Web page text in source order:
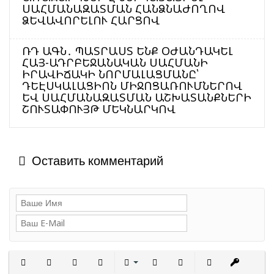
ՍԱՀՄԱՆԱԶԱՏՄԱՆ ՀԱՆՁՆԱԺՈՂՈՎ
ՁԵՎԱՎՈՐԵԼՈՒ ՀԱՐՑՈՎ
ՌԴ ԱԳՆ․ ՊԱՏՐԱՍՏ ԵՆՔ ՕԺԱՆԴԱԿԵԼ
ՀԱՅ-ԱԴՐԲԵՋԱՆԱԿԱՆ ՍԱՀՄԱՆԻ
ԻՐԱՎԻՃԱԿԻ ՆՈՐՄԱԼԱՑՄԱՆԸ՝
ԴԵԷՍԿԱԼԱՑԻՈՆ ՄԻՋՈՑԱՌՈՒՄՆԵՐՈՎ
ԵՎ ՍԱՀՄԱՆԱԶԱՏՄԱՆ ԱՇԽԱՏԱՆՔՆԵՐԻ
ՇՈՒՏԱՓՈՒՅԹ ՄԵԿՆԱՐԿՈՎ
Оставить комментарий